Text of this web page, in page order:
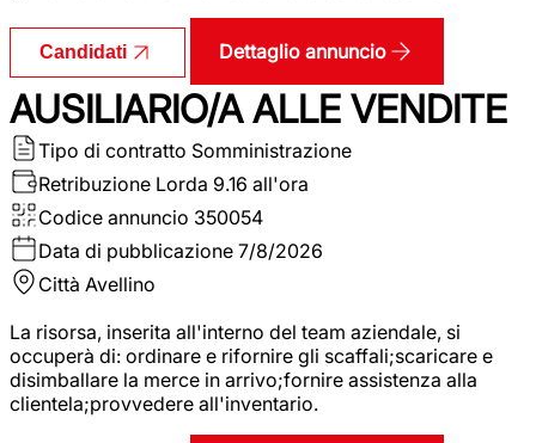
Candidati Dettaglio annuncio
AUSILIARIO/A ALLE VENDITE
Tipo di contratto Somministrazione
Retribuzione Lorda 9.16 all'ora
Codice annuncio 350054
Data di pubblicazione 7/8/2026
Città Avellino
La risorsa, inserita all'interno del team aziendale, si
occuperà di: ordinare e rifornire gli scaffali;scaricare e
disimballare la merce in arrivo;fornire assistenza alla
clientela;provvedere all'inventario.